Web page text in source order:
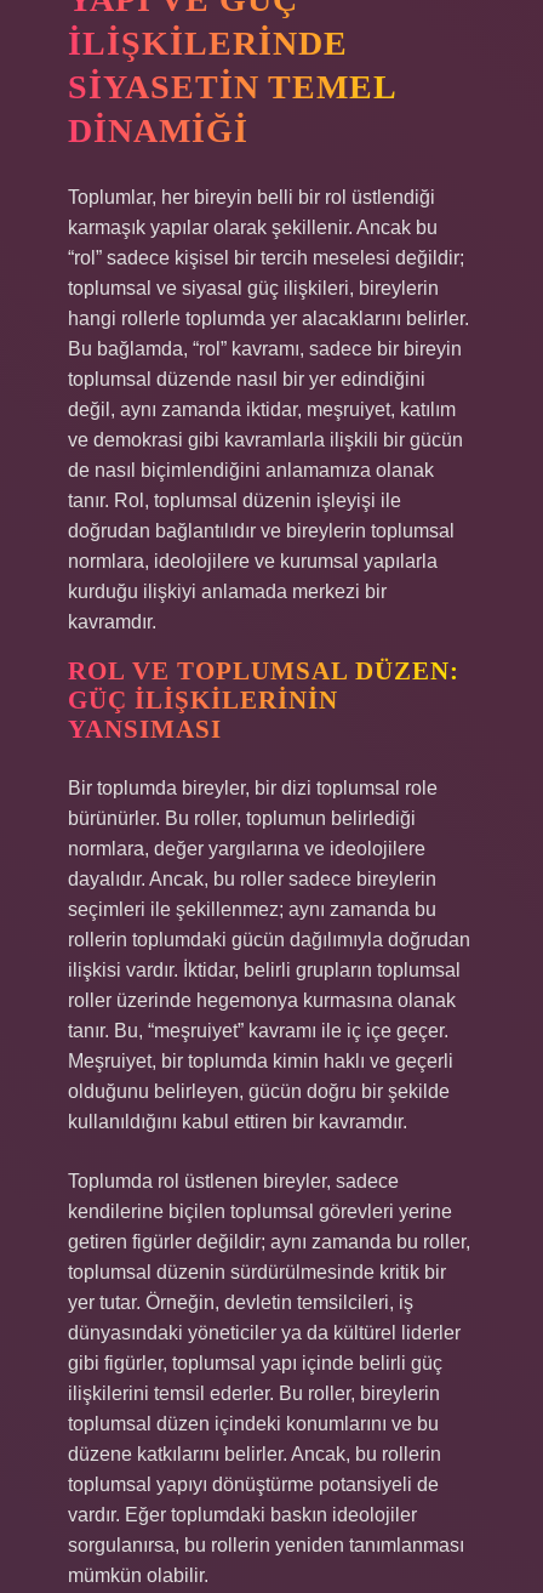
İLIŞKILERINDE
SIYASETIN TEMEL
DINAMIĞI
Toplumlar, her bireyin belli bir rol üstlendiği
karmaşık yapılar olarak şekillenir. Ancak bu
“rol” sadece kişisel bir tercih meselesi değildir;
toplumsal ve siyasal güç ilişkileri, bireylerin
hangi rollerle toplumda yer alacaklarını belirler.
Bu bağlamda, “rol” kavramı, sadece bir bireyin
toplumsal düzende nasıl bir yer edindiğini
değil, aynı zamanda iktidar, meşruiyet, katılım
ve demokrasi gibi kavramlarla ilişkili bir gücün
de nasıl biçimlendiğini anlamamıza olanak
tanır. Rol, toplumsal düzenin işleyişi ile
doğrudan bağlantılıdır ve bireylerin toplumsal
normlara, ideolojilere ve kurumsal yapılarla
kurduğu ilişkiyi anlamada merkezi bir
kavramdır.
ROL VE TOPLUMSAL DÜZEN:
GÜÇ İLIŞKILERININ
YANSIMASI
Bir toplumda bireyler, bir dizi toplumsal role
bürünürler. Bu roller, toplumun belirlediği
normlara, değer yargılarına ve ideolojilere
dayalıdır. Ancak, bu roller sadece bireylerin
seçimleri ile şekillenmez; aynı zamanda bu
rollerin toplumdaki gücün dağılımıyla doğrudan
ilişkisi vardır. İktidar, belirli grupların toplumsal
roller üzerinde hegemonya kurmasına olanak
tanır. Bu, “meşruiyet” kavramı ile iç içe geçer.
Meşruiyet, bir toplumda kimin haklı ve geçerli
olduğunu belirleyen, gücün doğru bir şekilde
kullanıldığını kabul ettiren bir kavramdır.
Toplumda rol üstlenen bireyler, sadece
kendilerine biçilen toplumsal görevleri yerine
getiren figürler değildir; aynı zamanda bu roller,
toplumsal düzenin sürdürülmesinde kritik bir
yer tutar. Örneğin, devletin temsilcileri, iş
dünyasındaki yöneticiler ya da kültürel liderler
gibi figürler, toplumsal yapı içinde belirli güç
ilişkilerini temsil ederler. Bu roller, bireylerin
toplumsal düzen içindeki konumlarını ve bu
düzene katkılarını belirler. Ancak, bu rollerin
toplumsal yapıyı dönüştürme potansiyeli de
vardır. Eğer toplumdaki baskın ideolojiler
sorgulanırsa, bu rollerin yeniden tanımlanması
mümkün olabilir.